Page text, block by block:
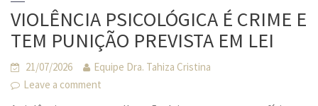
VIOLÊNCIA PSICOLÓGICA É CRIME E
TEM PUNIÇÃO PREVISTA EM LEI
21/07/2026
Equipe Dra. Tahiza Cristina
Leave a comment